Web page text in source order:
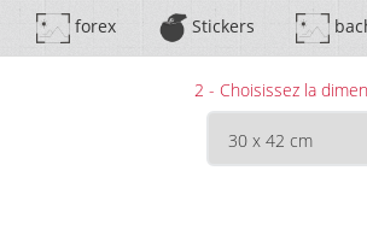
forex Stickers
2 - Choisissez la